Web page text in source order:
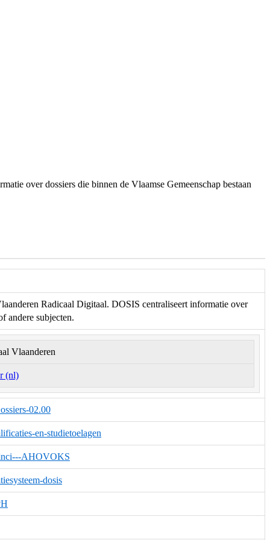
over dossiers die binnen de Vlaamse Gemeenschap bestaan
Radicaal Digitaal. DOSIS centraliseert informatie over
andere subjecten.
Vlaanderen
(nl)
02.00
en-studietoelagen
AHOVOKS
dosis